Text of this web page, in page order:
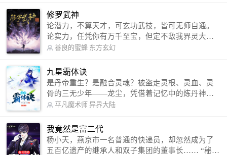
微博：皇甫奇（地址：http://weibo.com/u/25284575
87） QQ交流群：320238210【普通群】 574501330
【VIP订阅群】 欢迎大家关注。
修罗武神
论潜力，不算天才，可玄功武技，皆可无师自通。
论实力，任凭你有万千至宝，但定不敌我界灵大
军。 我是谁？天下众生视我为修罗，却不知，我以
信公众号：善良的蜜蜂后援会）
善良的蜜蜂 东方玄幻
九星霸体诀
是丹帝重生？是融合灵魂？被盗走灵根、灵血、灵
骨的三无少年——龙尘，凭借着记忆中的炼丹神
术，修行神秘功法九星霸体诀，拨开重重迷雾，解
勾搭各色美女，镇压恶鬼邪神。 江湖传闻：龙
尘一到，地吼天啸。龙尘一出，鬼泣神哭。 本
故事纯属虚构，如有雷同，那就是真事儿，想要对
平凡魔术师 异界大陆
我竟然是富二代
杨小天，燕京市一名普通的快递员，却忽然成为了
五百亿遗产的继承人和双子集团的董事长…… “秘